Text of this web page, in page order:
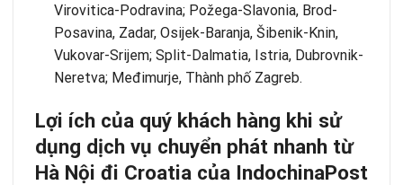
Virovitica-Podravina; Požega-Slavonia, Brod-
Posavina, Zadar, Osijek-Baranja, Šibenik-Knin,
Vukovar-Srijem; Split-Dalmatia, Istria, Dubrovnik-
Neretva; Međimurje, Thành phố Zagreb.
Lợi ích của quý khách hàng khi sử
dụng dịch vụ chuyển phát nhanh từ
Hà Nội đi Croatia của IndochinaPost